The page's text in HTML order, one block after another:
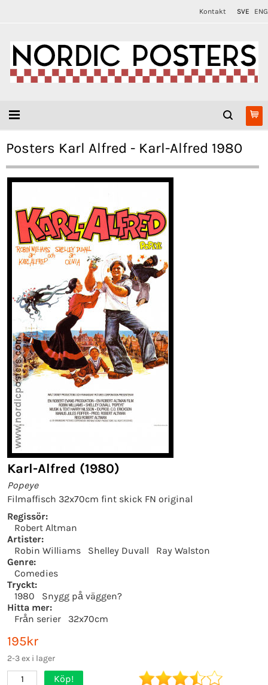
Kontakt SVE ENG
Posters Karl Alfred - Karl-Alfred 1980
Karl-Alfred (1980)
Popeye
Filmaffisch 32x70cm fint skick FN original
Regissör:
Robert Altman
Artister:
Robin Williams
Shelley Duvall
Ray Walston
Genre:
Comedies
Tryckt:
1980
Snygg på väggen?
Hitta mer:
Från serier
32x70cm
195kr
2-3 ex i lager
1 Köp!